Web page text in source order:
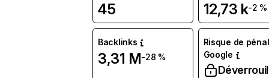
45 12,73 k-2 %
Backlinks
3,31 M-28 %
Risque de
Google